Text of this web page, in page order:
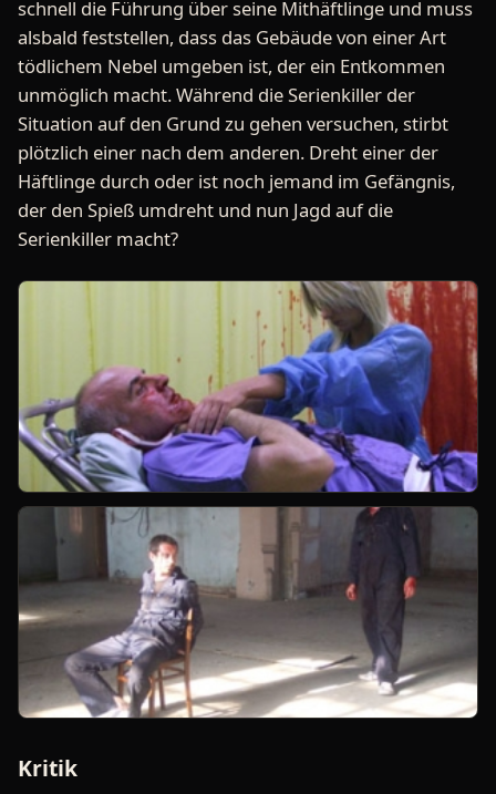
schnell die Führung über seine Mithäftlinge und muss
alsbald feststellen, dass das Gebäude von einer Art
tödlichem Nebel umgeben ist, der ein Entkommen
unmöglich macht. Während die Serienkiller der
Situation auf den Grund zu gehen versuchen, stirbt
plötzlich einer nach dem anderen. Dreht einer der
Häftlinge durch oder ist noch jemand im Gefängnis,
der den Spieß umdreht und nun Jagd auf die
Serienkiller macht?
Kritik